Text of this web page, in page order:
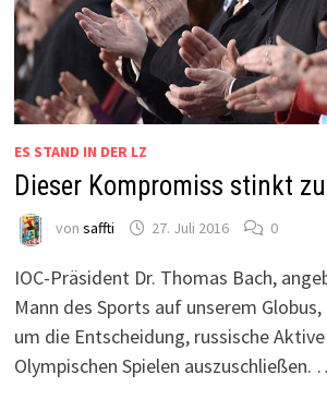
ES STAND IN DER LZ
Dieser Kompromiss stinkt
von saffti 27. Juli 2016 0
IOC-Präsident Dr. Thomas Bach,
Mann des Sports auf unserem
um die Entscheidung, russische
Olympischen Spielen auszuschließen.